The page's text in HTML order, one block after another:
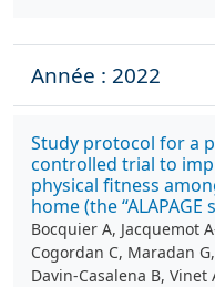
Année : 2022
Study protocol for a
controlled trial to
physical fitness
home (the “ALAPAGE
Bocquier A, Jacquemot
Cogordan C, Maradan
Davin‑Casalena B,